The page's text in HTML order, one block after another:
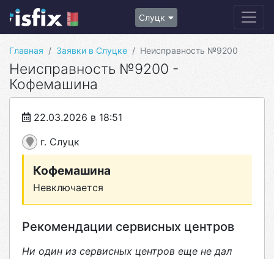
Слуцк
Главная Заявки в Слуцке Неисправность №9200
Неисправность №9200 -
Кофемашина
22.03.2026 в 18:51
г. Слуцк
Кофемашина
Невключается
Рекомендации сервисных центров
Ни один из сервисных центров еще не дал